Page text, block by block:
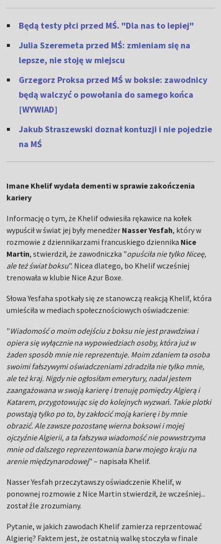
Będą testy płci przed MŚ. "Dla nas to lepiej"
Julia Szeremeta przed MŚ: zmieniam się na
lepsze, nie stoję w miejscu
Grzegorz Proksa przed MŚ w boksie: zawodnicy
będą walczyć o powołania do samego końca
[WYWIAD]
Jakub Straszewski doznał kontuzji i nie pojedzie
na MŚ
Imane Khelif wydała dementi w sprawie zakończenia
kariery
Informację o tym, że Khelif odwiesiła rękawice na kołek
wypuścił w świat jej były menedżer Nasser Yesfah, który w
rozmowie z dziennikarzami francuskiego dziennika Nice
Martin, stwierdził, że zawodniczka "opuściła nie tylko Niceę,
ale też świat boksu". Nicea dlatego, bo Khelif wcześniej
trenowała w klubie Nice Azur Boxe.
Słowa Yesfaha spotkały się ze stanowczą reakcją Khelif, która
umieściła w mediach społecznościowych oświadczenie:
"Wiadomość o moim odejściu z boksu nie jest prawdziwa i
opiera się wyłącznie na wypowiedziach osoby, która już w
żaden sposób mnie nie reprezentuje. Moim zdaniem ta osoba
swoimi fałszywymi oświadczeniami zdradziła nie tylko mnie,
ale też kraj. Nigdy nie ogłosiłam emerytury, nadal jestem
zaangażowana w swoją karierę i trenuję pomiędzy Algierą i
Katarem, przygotowując się do kolejnych wyzwań. Takie plotki
powstają tylko po to, by zakłocić moją karierę i by mnie
obrazić. Ale zawsze pozostanę wierna boksowi i mojej
ojczyźnie Algierii, a ta fałszywa wiadomość nie powwstrzyma
mnie od dalszego reprezentowania barw mojego kraju na
arenie międzynarodowej" – napisała Khelif.
Nasser Yesfah przeczytawszy oświadczenie Khelif, w
ponownej rozmowie z Nice Martin stwierdził, że wcześniej...
został źle zrozumiany.
Pytanie, w jakich zawodach Khelif zamierza reprzentować
Algierię? Faktem jest, że ostatnią walkę stoczyła w finale